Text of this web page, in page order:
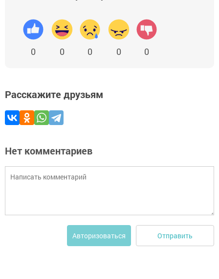
0 0 0 0 0
Расскажите друзьям
Нет комментариев
Авторизоваться Отправить